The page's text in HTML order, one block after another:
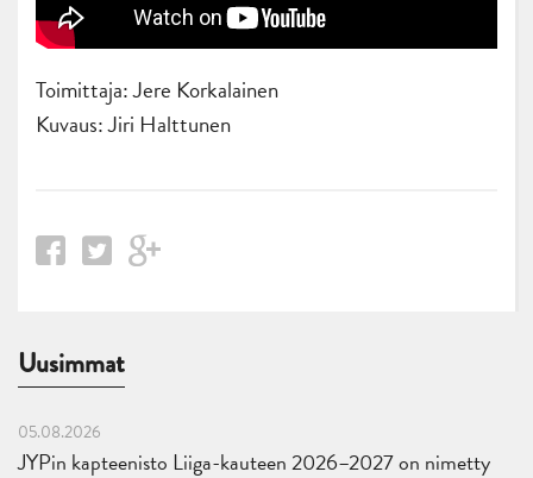
Toimittaja: Jere Korkalainen
Kuvaus: Jiri Halttunen
Uusimmat
05.08.2026
JYPin kapteenisto Liiga-kauteen 2026–2027 on nimetty